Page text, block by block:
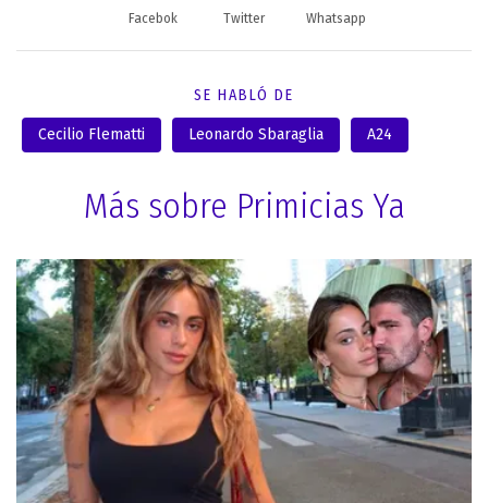
Facebok Twitter Whatsapp
SE HABLÓ DE
Cecilio Flematti Leonardo Sbaraglia A24
Más sobre Primicias Ya